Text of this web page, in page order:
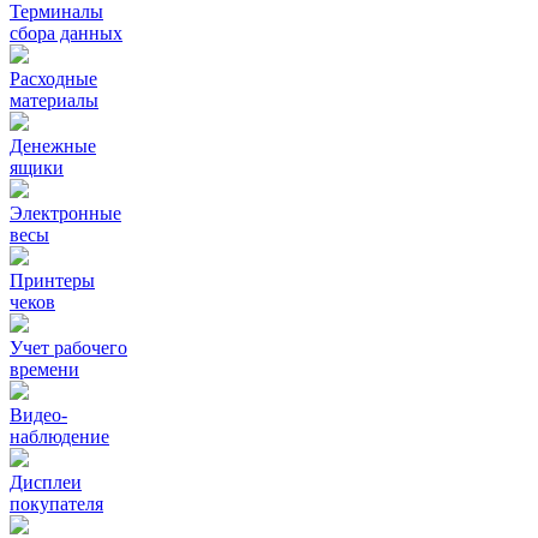
Терминалы
сбора данных
Расходные
материалы
Денежные
ящики
Электронные
весы
Принтеры
чеков
Учет рабочего
времени
Видео‑
наблюдение
Дисплеи
покупателя